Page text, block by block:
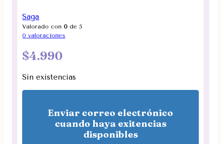
Saga
Valorado con0 de 5
0 valoraciones
$4.990
Sin existencias
Enviar correo electrónico
cuando haya exitencias
disponibles